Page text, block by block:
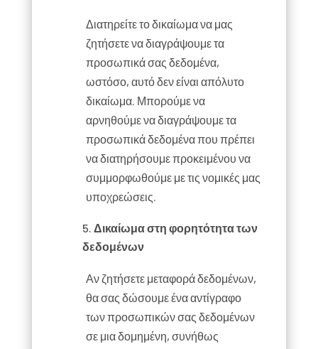
Διατηρείτε το δικαίωμα να μας
ζητήσετε να διαγράψουμε τα
προσωπικά σας δεδομένα,
ωστόσο, αυτό δεν είναι απόλυτο
δικαίωμα. Μπορούμε να
αρνηθούμε να διαγράψουμε τα
προσωπικά δεδομένα που πρέπει
να διατηρήσουμε προκειμένου να
συμμορφωθούμε με τις νομικές μας
υποχρεώσεις.
Δικαίωμα στη φορητότητα των
δεδομένων
Αν ζητήσετε μεταφορά δεδομένων,
θα σας δώσουμε ένα αντίγραφο
των προσωπικών σας δεδομένων
σε μια δομημένη, συνήθως